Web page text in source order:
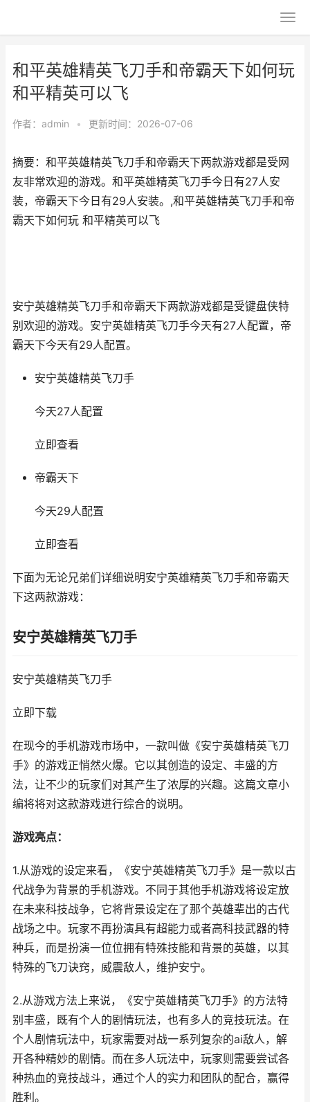
和平英雄精英飞刀手和帝霸天下如何玩
和平精英可以飞
作者： admin • 更新时间：2026-07-06
摘要：和平英雄精英飞刀手和帝霸天下两款游戏都是受网
友非常欢迎的游戏。和平英雄精英飞刀手今日有27人安
装，帝霸天下今日有29人安装。,和平英雄精英飞刀手和帝
霸天下如何玩 和平精英可以飞
安宁英雄精英飞刀手和帝霸天下两款游戏都是受键盘侠特
别欢迎的游戏。安宁英雄精英飞刀手今天有27人配置，帝
霸天下今天有29人配置。
安宁英雄精英飞刀手
今天27人配置
立即查看
帝霸天下
今天29人配置
立即查看
下面为无论兄弟们详细说明安宁英雄精英飞刀手和帝霸天
下这两款游戏：
安宁英雄精英飞刀手
安宁英雄精英飞刀手
立即下载
在现今的手机游戏市场中，一款叫做《安宁英雄精英飞刀
手》的游戏正悄然火爆。它以其创造的设定、丰盛的方
法，让不少的玩家们对其产生了浓厚的兴趣。这篇文章小
编将将对这款游戏进行综合的说明。
游戏亮点：
1.从游戏的设定来看，《安宁英雄精英飞刀手》是一款以古
代战争为背景的手机游戏。不同于其他手机游戏将设定放
在未来科技战争，它将背景设定在了那个英雄辈出的古代
战场之中。玩家不再扮演具有超能力或者高科技武器的特
种兵，而是扮演一位位拥有特殊技能和背景的英雄，以其
特殊的飞刀诀窍，威震敌人，维护安宁。
2.从游戏方法上来说，《安宁英雄精英飞刀手》的方法特
别丰盛，既有个人的剧情玩法，也有多人的竞技玩法。在
个人剧情玩法中，玩家需要对战一系列复杂的ai敌人，解
开各种精妙的剧情。而在多人玩法中，玩家则需要尝试各
种热血的竞技战斗，通过个人的实力和团队的配合，赢得
胜利。